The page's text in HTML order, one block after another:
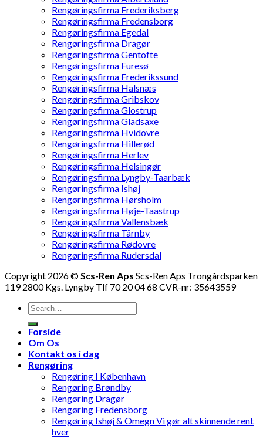
Rengøringsfirma Frederiksberg
Rengøringsfirma Fredensborg
Rengøringsfirma Egedal
Rengøringsfirma Dragør
Rengøringsfirma Gentofte
Rengøringsfirma Furesø
Rengøringsfirma Frederikssund
Rengøringsfirma Halsnæs
Rengøringsfirma Gribskov
Rengøringsfirma Glostrup
Rengøringsfirma Gladsaxe
Rengøringsfirma Hvidovre
Rengøringsfirma Hillerød
Rengøringsfirma Herlev
Rengøringsfirma Helsingør
Rengøringsfirma Lyngby-Taarbæk
Rengøringsfirma Ishøj
Rengøringsfirma Hørsholm
Rengøringsfirma Høje-Taastrup
Rengøringsfirma Vallensbæk
Rengøringsfirma Tårnby
Rengøringsfirma Rødovre
Rengøringsfirma Rudersdal
Copyright 2026 ©Scs-Ren Aps Scs-Ren Aps Trongårdsparken
119 2800 Kgs. Lyngby Tlf 70 20 04 68 CVR-nr: 35643559
Forside
Om Os
Kontakt os i dag
Rengøring
Rengøring I København
Rengøring Brøndby
Rengøring Dragør
Rengøring Fredensborg
Rengøring Ishøj & Omegn Vi gør alt skinnende rent
hver